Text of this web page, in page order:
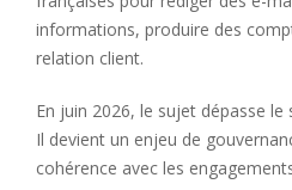
informations, produire des
relation client.
En juin 2026, le sujet dépasse le
Il devient un enjeu de
cohérence avec les